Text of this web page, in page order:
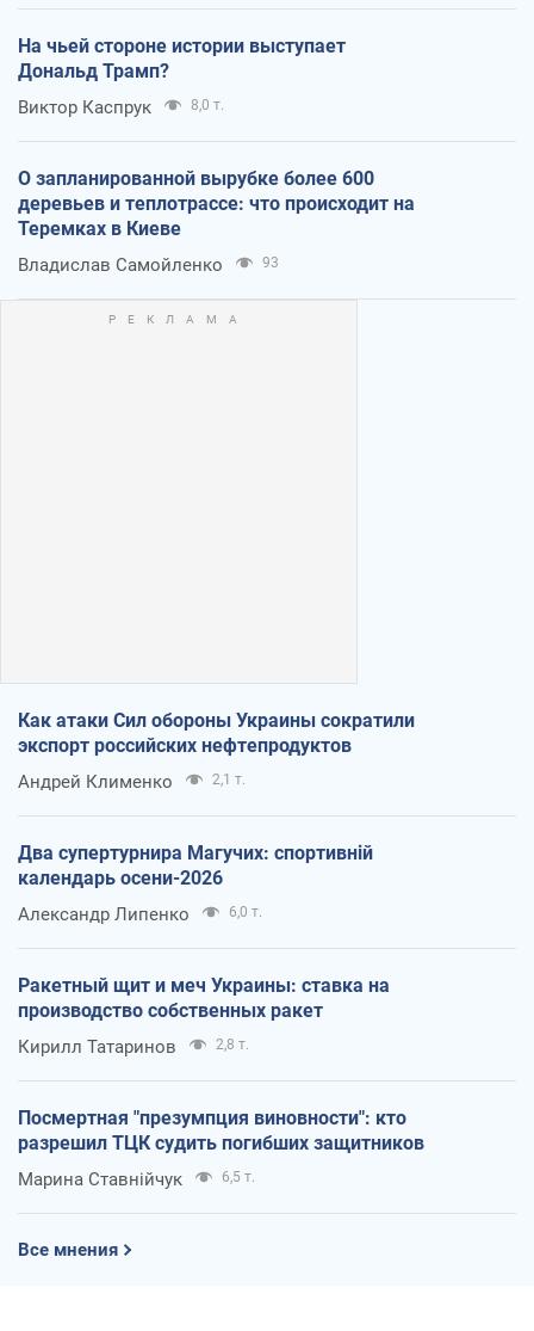
На чьей стороне истории выступает
Дональд Трамп?
Виктор Каспрук 8,0 т.
О запланированной вырубке более 600
деревьев и теплотрассе: что происходит на
Теремках в Киеве
Владислав Самойленко 93
Как атаки Сил обороны Украины сократили
экспорт российских нефтепродуктов
Андрей Клименко 2,1 т.
Два супертурнира Магучих: спортивній
календарь осени-2026
Александр Липенко 6,0 т.
Ракетный щит и меч Украины: ставка на
производство собственных ракет
Кирилл Татаринов 2,8 т.
Посмертная "презумпция виновности": кто
разрешил ТЦК судить погибших защитников
Марина Ставнійчук 6,5 т.
Все мнения